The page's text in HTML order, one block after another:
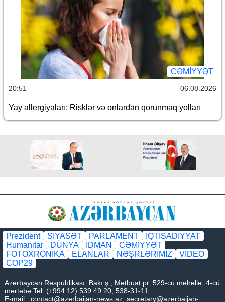
CƏMİYYƏT
20:51 06.08.2026
Yay allergiyaları: Risklər və onlardan qorunmaq yolları
Prezident SİYASƏT PARLAMENT
İQTİSADİYYAT
Humanitar
DÜNYA İDMAN
CƏMİYYƏT
FOTOXRONIKA
ELANLAR NƏŞRLƏRİMİZ
VİDEO
COP29
Azərbaycan Respublikası, Bakı ş., Mətbuat pr. 529-cu məhəllə, 4-cü
mərtəbə Tel.:(+994 12) 539 49 20, 538-31-11
E-mail.: contact@azerbaijan-news.az; secretary@azerbaijan-